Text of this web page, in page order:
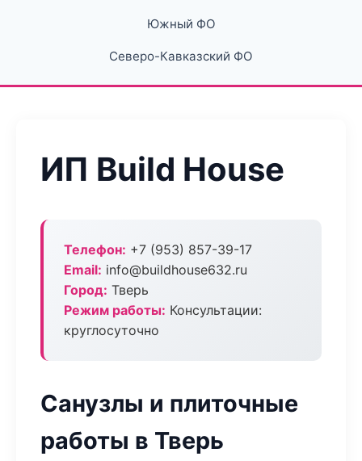
Южный ФО
Северо-Кавказский ФО
ИП Build House
Телефон: +7 (953) 857-39-17
Email: info@buildhouse632.ru
Город: Тверь
Режим работы: Консультации:
круглосуточно
Санузлы и плиточные
работы в Тверь